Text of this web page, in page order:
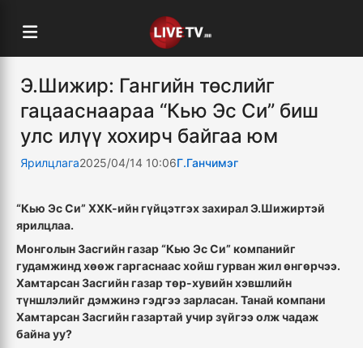
Э.Шижир: Гангийн төслийг
гацааснаараа “Кью Эс Си” биш
улс илүү хохирч байгаа юм
Ярилцлага2025/04/14 10:06Г.Ганчимэг
“Кью Эс Си” ХХК-ийн гүйцэтгэх захирал Э.Шижиртэй
ярилцлаа.
Монголын Засгийн газар “Кью Эс Си” компанийг
гудамжинд хөөж гаргаснаас хойш гурван жил өнгөрчээ.
Хамтарсан Засгийн газар төр-хувийн хэвшлийн
түншлэлийг дэмжинэ гэдгээ зарласан. Танай компани
Хамтарсан Засгийн газартай учир зүйгээ олж чадаж
байна уу?